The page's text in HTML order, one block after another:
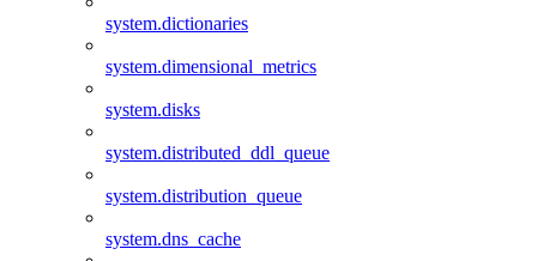
system.dictionaries
system.dimensional_metrics
system.disks
system.distributed_ddl_queue
system.distribution_queue
system.dns_cache